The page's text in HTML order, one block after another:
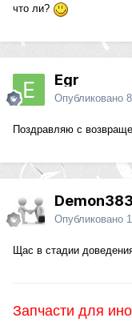
что ли?
Egr
Опубликовано
Поздравляю с
Опубликовано
Щас в стадии
Запчасти для